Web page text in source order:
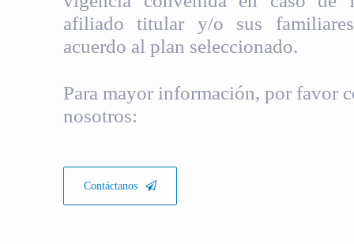
afiliado titular y/o sus
acuerdo al plan seleccionado.
Para mayor información, por favor
nosotros:
Contáctanos